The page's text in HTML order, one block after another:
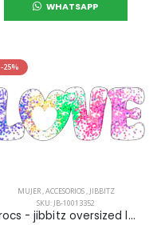
WHATSAPP
-25%
MUJER,ACCESORIOS, JIBBITZ
SKU: JB-10013352
crocs - jibbitz oversized love squish unisex